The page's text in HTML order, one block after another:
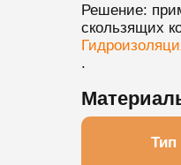
Решение:
скользящих
.
Тип